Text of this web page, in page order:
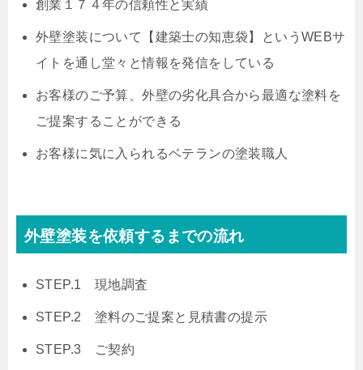
創業１７４年の信頼性と実績
外壁塗装について【建築士の知恵袋】というWEBサ
イトを通し堂々と情報を発信をしている
お客様のご予算、外壁の劣化具合から最適な塗料を
ご提案することができる
お客様に気に入られるベテランの塗装職人
外壁塗装を依頼するまでの流れ
STEP.1 現地調査
STEP.2 塗料のご提案と見積書の提示
STEP.3 ご契約